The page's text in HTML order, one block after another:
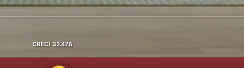
CRECI 32.476